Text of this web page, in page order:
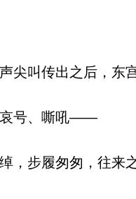
尖叫传出之后，东宫
号、嘶吼——
，步履匆匆，往来